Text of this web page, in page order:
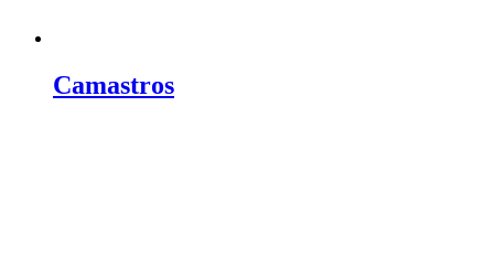
Camastros